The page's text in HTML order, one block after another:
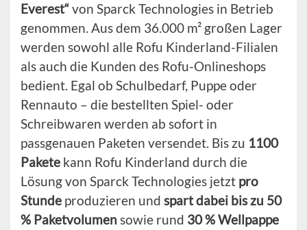
Everest“von Sparck Technologies in Betrieb
genommen. Aus dem 36.000 m² großen Lager
werden sowohl alle Rofu Kinderland-Filialen
als auch die Kunden des Rofu-Onlineshops
bedient. Egal ob Schulbedarf, Puppe oder
Rennauto – die bestellten Spiel- oder
Schreibwaren werden ab sofort in
passgenauen Paketen versendet. Bis zu 1100
Pakete kann Rofu Kinderland durch die
Lösung von Sparck Technologies jetzt pro
Stunde produzieren und spart dabei bis zu 50
% Paketvolumensowie rund 30 % Wellpappe